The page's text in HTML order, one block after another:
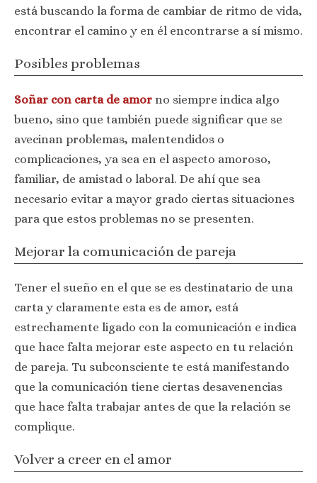
está buscando la forma de cambiar de ritmo de vida,
encontrar el camino y en él encontrarse a sí mismo.
Posibles problemas
Soñar con carta de amor no siempre indica algo
bueno, sino que también puede significar que se
avecinan problemas, malentendidos o
complicaciones, ya sea en el aspecto amoroso,
familiar, de amistad o laboral. De ahí que sea
necesario evitar a mayor grado ciertas situaciones
para que estos problemas no se presenten.
Mejorar la comunicación de pareja
Tener el sueño en el que se es destinatario de una
carta y claramente esta es de amor, está
estrechamente ligado con la comunicación e indica
que hace falta mejorar este aspecto en tu relación
de pareja. Tu subconsciente te está manifestando
que la comunicación tiene ciertas desavenencias
que hace falta trabajar antes de que la relación se
complique.
Volver a creer en el amor